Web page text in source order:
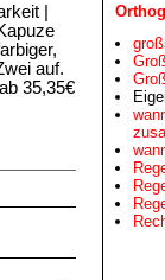
|
auf.
ab 35,35€